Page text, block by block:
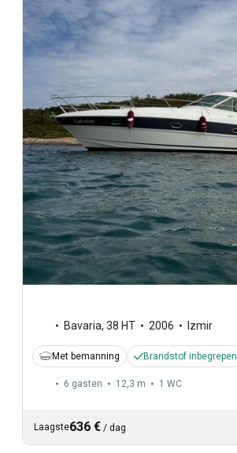
Bavaria, 38 HT 2006 Izmir
Met bemanning Brandstof inbegrepen
6 gasten 12,3 m 1 WC
Laagste636 € / dag